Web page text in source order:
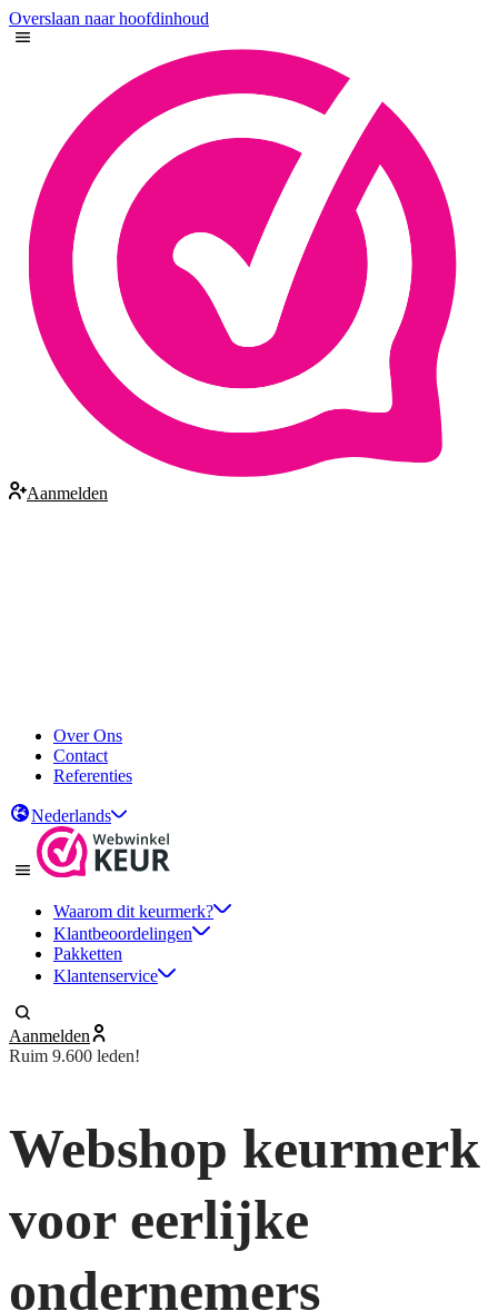
Overslaan naar hoofdinhoud
Aanmelden
Over Ons
Contact
Referenties
Nederlands
Waarom dit keurmerk?
Klantbeoordelingen
Pakketten
Klantenservice
Aanmelden
Ruim 9.600 leden!
Webshop keurmerk
voor eerlijke
ondernemers